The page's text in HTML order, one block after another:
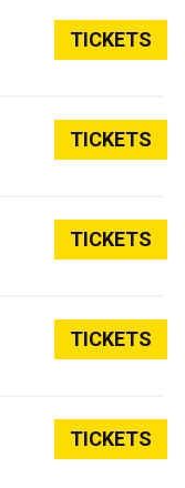
TICKETS
TICKETS
TICKETS
TICKETS
TICKETS